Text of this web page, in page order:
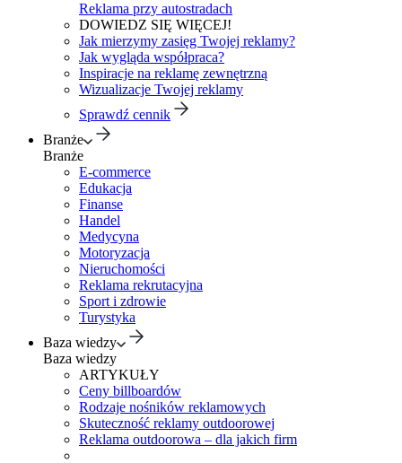
Reklama przy autostradach
DOWIEDZ SIĘ WIĘCEJ!
Jak mierzymy zasięg Twojej reklamy?
Jak wygląda współpraca?
Inspiracje na reklamę zewnętrzną
Wizualizacje Twojej reklamy
Sprawdź cennik
Branże
Branże
E-commerce
Edukacja
Finanse
Handel
Medycyna
Motoryzacja
Nieruchomości
Reklama rekrutacyjna
Sport i zdrowie
Turystyka
Baza wiedzy
Baza wiedzy
ARTYKUŁY
Ceny billboardów
Rodzaje nośników reklamowych
Skuteczność reklamy outdoorowej
Reklama outdoorowa – dla jakich firm